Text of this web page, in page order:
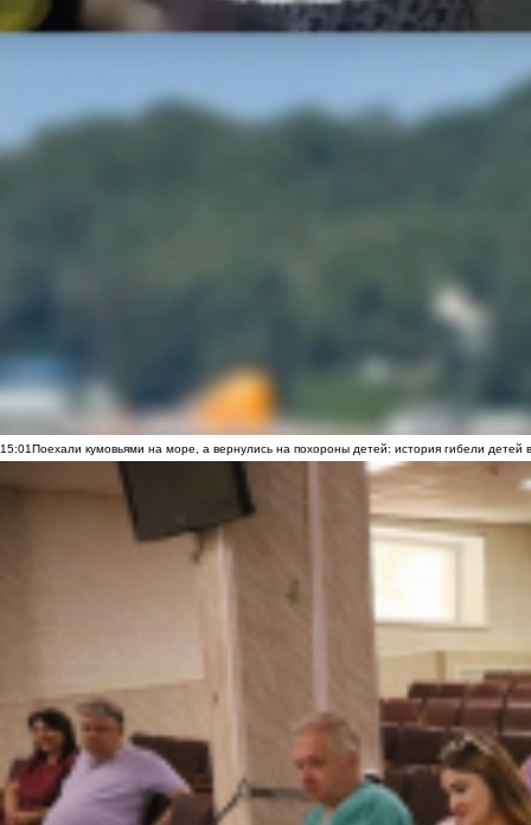
15:01Поехали кумовьями на море, а вернулись на похороны детей: история гибели детей